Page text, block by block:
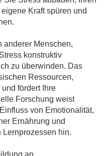
Kraft spüren und
anderer Menschen,
konstruktiv
zu überwinden. Das
Ressourcen,
fördert Ihre
Forschung weist
von Emotionalität,
Ernährung und
Lernprozessen hin.